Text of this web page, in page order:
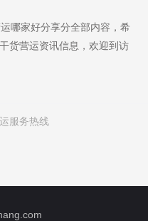
哪家好分享分全部内容，希
货营运资讯信息，欢迎到访
服务热线